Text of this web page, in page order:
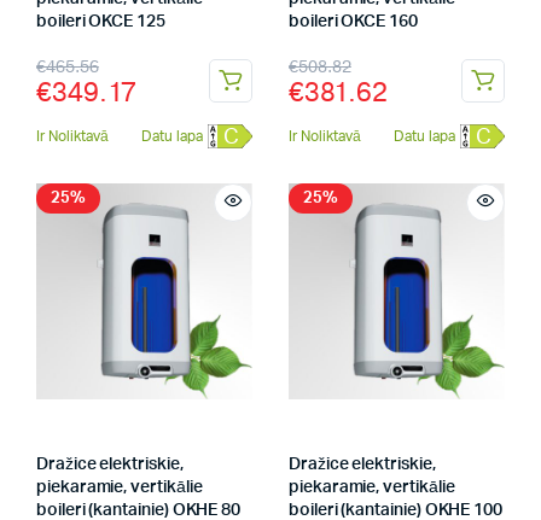
boileri OKCE 125
€465.56
€349.17
Ir Noliktavā Datu lapa C
boileri OKCE 160
€508.82
€381.62
Ir Noliktavā Datu lapa C
25%
Dražice elektriskie,
piekaramie, vertikālie
boileri (kantainie) OKHE 80
25%
Dražice elektriskie,
piekaramie, vertikālie
boileri (kantainie) OKHE 100